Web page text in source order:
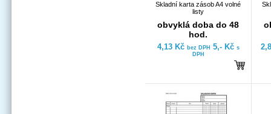
Skladní karta zásob A4 volné
listy
obvyklá doba do 48
hod.
4,13 Kč bez DPH 5,- Kč s
DPH